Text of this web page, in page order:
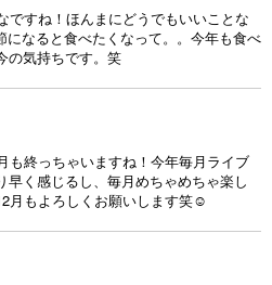
ですね！ほんまにどうでもいいことな
なると食べたくなって。。今年も食べ
の気持ちです。笑
も終っちゃいますね！今年毎月ライブ
く感じるし、毎月めちゃめちゃ楽し
月もよろしくお願いします笑☺️